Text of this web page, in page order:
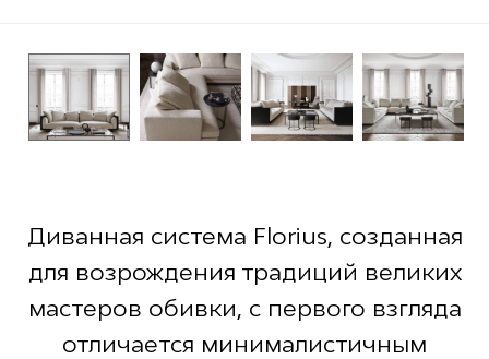
Диванная система Florius, созданная
для возрождения традиций великих
мастеров обивки, с первого взгляда
отличается минималистичным